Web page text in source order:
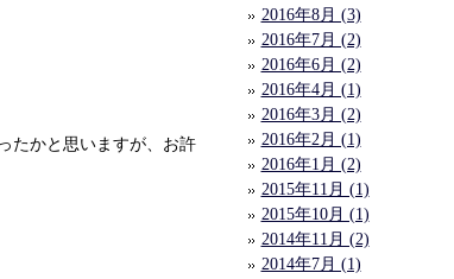
たかと思いますが、お許
2016年8月 (3)
2016年7月 (2)
2016年6月 (2)
2016年4月 (1)
2016年3月 (2)
2016年2月 (1)
2016年1月 (2)
2015年11月 (1)
2015年10月 (1)
2014年11月 (2)
2014年7月 (1)